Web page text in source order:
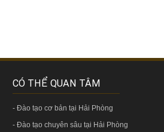
CÓ THỂ QUAN TÂM
- Đào tạo cơ bản tại Hải Phòng
- Đào tạo chuyên sâu tại Hải Phòng